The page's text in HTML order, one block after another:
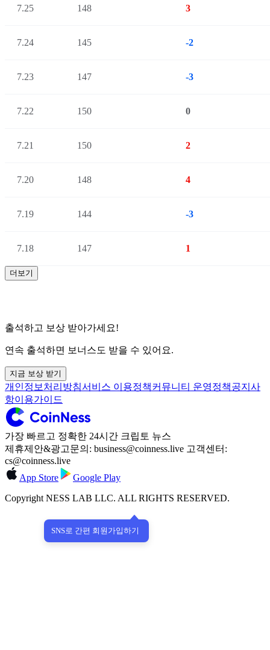
SNS로 간편 회원가입하기
7.25 148 3
7.24 145 -2
7.23 147 -3
7.22 150 0
7.21 150 2
7.20 148 4
7.19 144 -3
7.18 147 1
더보기
출석하고 보상 받아가세요!
연속 출석하면 보너스도 받을 수 있어요.
지금 보상 받기
개인정보처리방침서비스 이용정책커뮤니티 운영정책공지사
항이용가이드
가장 빠르고 정확한 24시간 크립토 뉴스
제휴제안&광고문의: business@coinness.live 고객센터:
cs@coinness.live
App Store
Google Play
Copyright NESS LAB LLC. ALL RIGHTS RESERVED.